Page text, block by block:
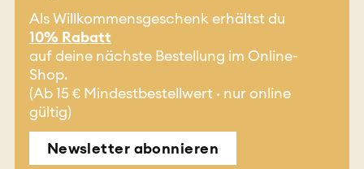
Als Willkommensgeschenk erhältst du
10% Rabatt
auf deine nächste Bestellung im Online-
Shop.
(Ab 15 € Mindestbestellwert · nur online
gültig)
Newsletter abonnieren